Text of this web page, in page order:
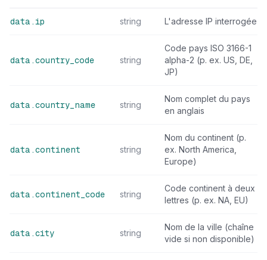
data.ip string L'adresse IP interrogée
data.country_code string
Code pays ISO 3166-1
alpha-2 (p. ex. US, DE,
JP)
data.country_name string
Nom complet du pays
en anglais
data.continent string
Nom du continent (p.
ex. North America,
Europe)
data.continent_code string
Code continent à deux
lettres (p. ex. NA, EU)
data.city string
Nom de la ville (chaîne
vide si non disponible)